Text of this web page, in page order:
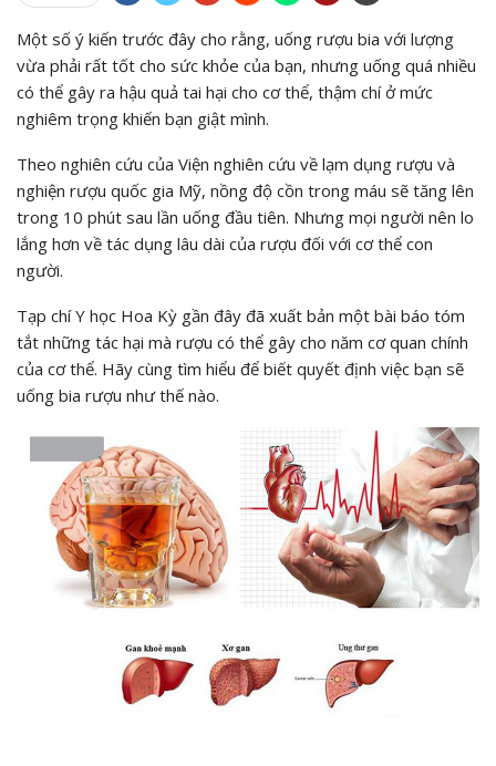
Một số ý kiến trước đây cho rằng, uống rượu bia với lượng
vừa phải rất tốt cho sức khỏe của bạn, nhưng uống quá nhiều
có thể gây ra hậu quả tai hại cho cơ thể, thậm chí ở mức
nghiêm trọng khiến bạn giật mình.
Theo nghiên cứu của Viện nghiên cứu về lạm dụng rượu và
nghiện rượu quốc gia Mỹ, nồng độ cồn trong máu sẽ tăng lên
trong 10 phút sau lần uống đầu tiên. Nhưng mọi người nên lo
lắng hơn về tác dụng lâu dài của rượu đối với cơ thể con
người.
Tạp chí Y học Hoa Kỳ gần đây đã xuất bản một bài báo tóm
tắt những tác hại mà rượu có thể gây cho năm cơ quan chính
của cơ thể. Hãy cùng tìm hiểu để biết quyết định việc bạn sẽ
uống bia rượu như thế nào.